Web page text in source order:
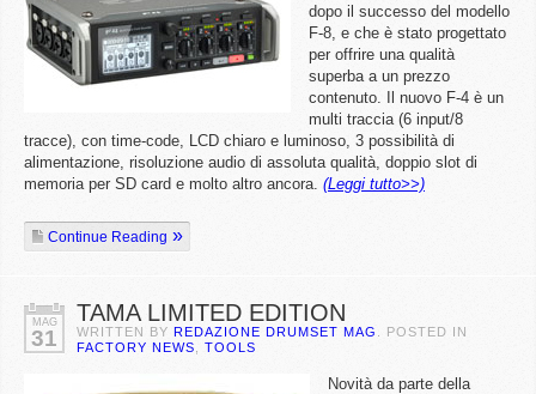
dopo il successo del modello
F-8, e che è stato progettato
per offrire una qualità
superba a un prezzo
contenuto. Il nuovo F-4 è un
multi traccia (6 input/8
tracce), con time-code, LCD chiaro e luminoso, 3 possibilità di
alimentazione, risoluzione audio di assoluta qualità, doppio slot di
memoria per SD card e molto altro ancora. (Leggi tutto>>)
Continue Reading
MAG
31
TAMA LIMITED EDITION
WRITTEN BY REDAZIONE DRUMSET MAG
. POSTED IN
FACTORY NEWS
TOOLS
Novità da parte della